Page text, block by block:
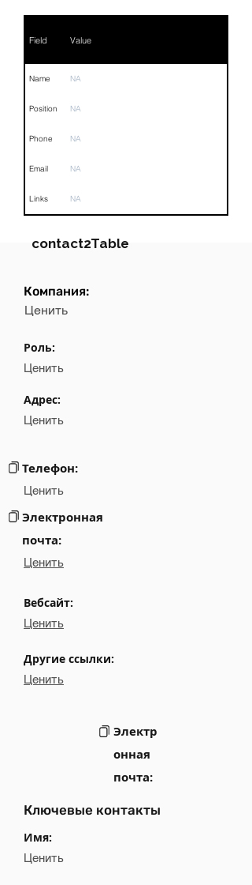
Field Value
Name NA
Position NA
Phone NA
Email NA
Links NA
contact2Table
Field
Email
Компания:
Ценить
Роль:
Ценить
Адрес:
Ценить
Телефон:
Ценить
Электронная
почта:
Ценить
Вебсайт:
Ценить
Другие ссылки:
Ценить
Электр
онная
почта:
Ключевые контакты
Имя:
Ценить